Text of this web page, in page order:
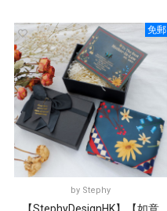
免郵
by Stephy
【StephyDesignHK】【如意